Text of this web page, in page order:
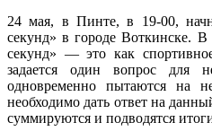
24 мая, в Пинте, в 19-00,
секунд» в городе Воткинске.
секунд» — это как
задается один вопрос для
одновременно пытаются на
необходимо дать ответ на
суммируются и подводятся